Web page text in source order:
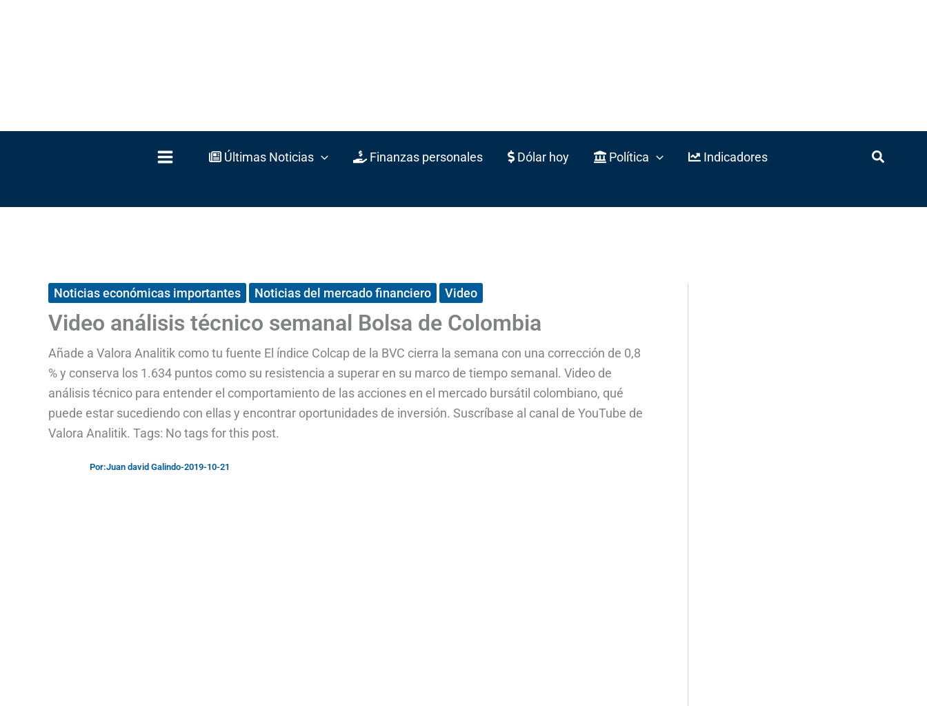
Últimas Noticias Finanzas personales Dólar hoy Política Indicadores
Noticias económicas importantes Noticias del mercado financiero Video
Video análisis técnico semanal Bolsa de Colombia
Añade a Valora Analitik como tu fuente El índice Colcap de la BVC cierra la semana con una corrección de 0,8
% y conserva los 1.634 puntos como su resistencia a superar en su marco de tiempo semanal. Video de
análisis técnico para entender el comportamiento de las acciones en el mercado bursátil colombiano, qué
puede estar sucediendo con ellas y encontrar oportunidades de inversión. Suscríbase al canal de YouTube de
Valora Analitik. Tags: No tags for this post.
Por:Juan david Galindo-2019-10-21